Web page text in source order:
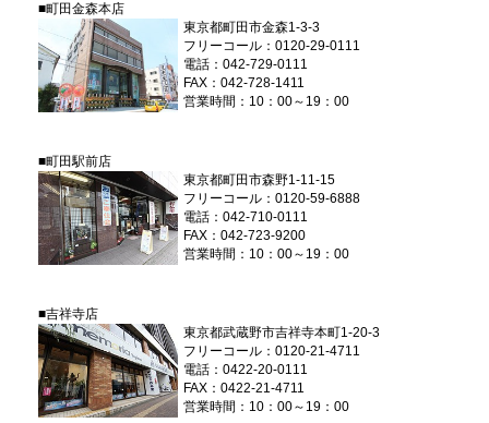
■町田金森本店
東京都町田市金森1-3-3
フリーコール：0120-29-0111
電話：042-729-0111
FAX：042-728-1411
営業時間：10：00～19：00
■町田駅前店
東京都町田市森野1-11-15
フリーコール：0120-59-6888
電話：042-710-0111
FAX：042-723-9200
営業時間：10：00～19：00
■吉祥寺店
東京都武蔵野市吉祥寺本町1-20-3
フリーコール：0120-21-4711
電話：0422-20-0111
FAX：0422-21-4711
営業時間：10：00～19：00